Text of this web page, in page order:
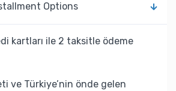
Options
kartları ile 2 taksitle ödeme
ve Türkiye’nin önde gelen